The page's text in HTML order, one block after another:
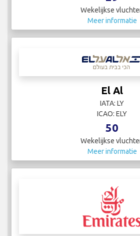
Wekelijkse
Meer informatie
El Al
IATA: LY
ICAO: ELY
50
Wekelijkse
Meer informatie